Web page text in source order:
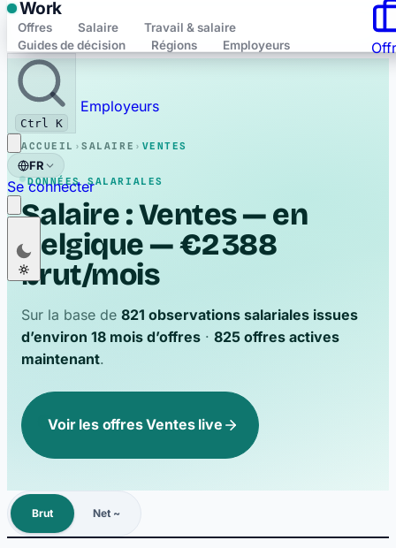
Work
Offres Salaire
Travail & salaire
Guides de décision
Régions Employeurs
Ctrl K
Employeurs
FR
NL Nederlands
FR Français
Deutsch
PL Polski
RO Română
RU Русский
ES
UK Українська
Se connecter
Enregistré
ACCUEIL ›SALAIRE › VENTES
DONNÉES SALARIALES
Salaire : Ventes — en
Belgique — €2 388
brut/mois
Sur la base de 821 observations salariales issues
d’environ 18 mois d’offres · 825 offres actives
maintenant.
Voir les offres Ventes live
Brut Net ~